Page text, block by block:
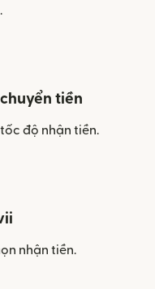
tiền
độ nhận tiền.
nhận tiền.